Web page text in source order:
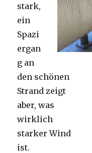
stark,
ein
Spazi
ergan
g an
den schönen
Strand zeigt
aber, was
wirklich
starker Wind
ist.